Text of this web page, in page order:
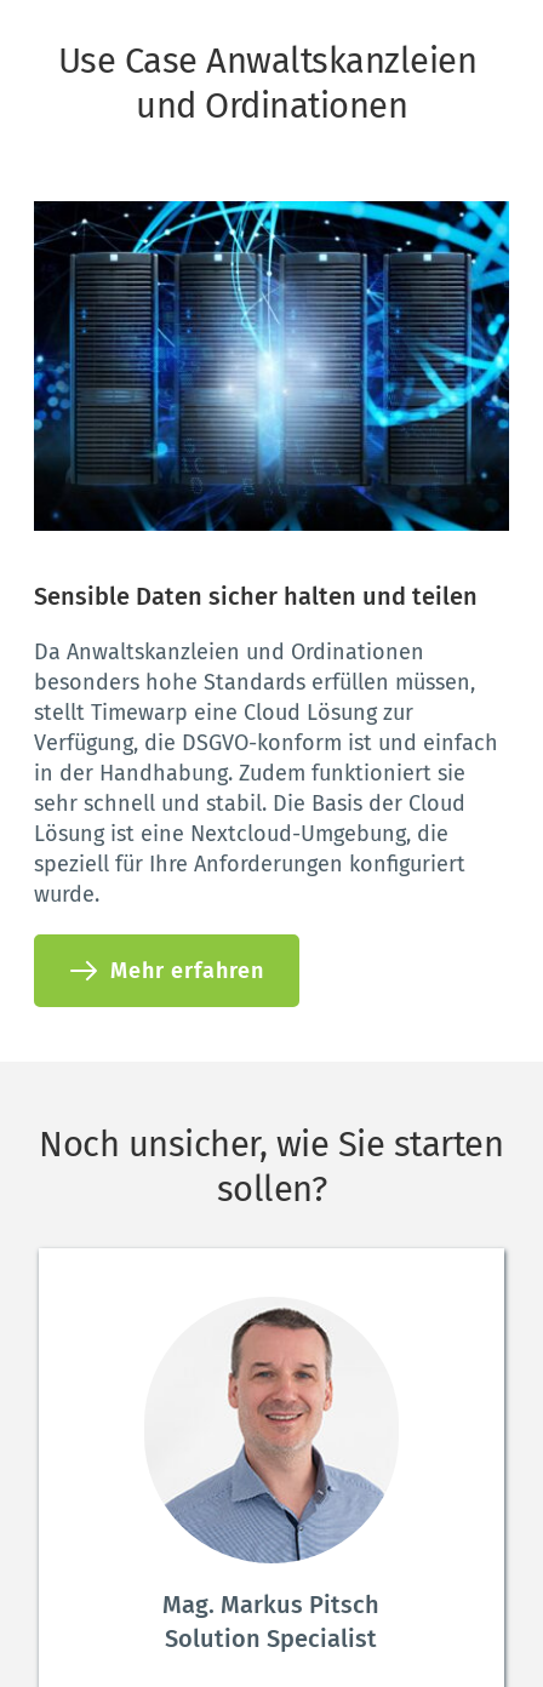
Use Case Anwaltskanzleien
und Ordinationen
Sensible Daten sicher halten und teilen
Da Anwaltskanzleien und Ordinationen
besonders hohe Standards erfüllen müssen,
stellt Timewarp eine Cloud Lösung zur
Verfügung, die DSGVO-konform ist und einfach
in der Handhabung. Zudem funktioniert sie
sehr schnell und stabil. Die Basis der Cloud
Lösung ist eine Nextcloud-Umgebung, die
speziell für Ihre Anforderungen konfiguriert
wurde.
Mehr erfahren
Noch unsicher, wie Sie starten
sollen?
Mag. Markus Pitsch
Solution Specialist